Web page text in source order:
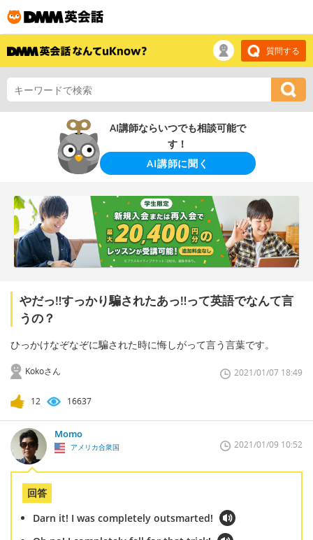
質問する
AI講師ならいつでも相談可能で
す！
AI講師に聞く
やだっ‼すっかり騙されたあっ‼って英語でなんて言
うの？
ひっかけなぞなぞに騙された時に悔しがって言う言葉です。
Kokoさん 2021/01/07 18:49
12 16637
Momo
アメリカ合衆国 2021/01/09 10:52
回答
Darn it! I was completely outsmarted!